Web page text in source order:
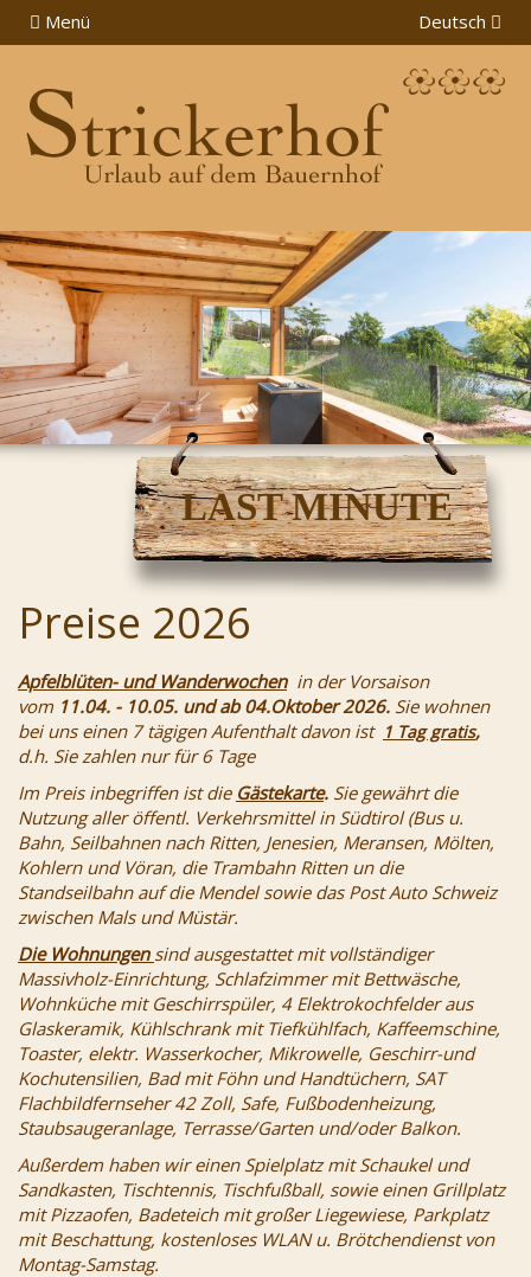
Menü Deutsch
LAST MINUTE
Preise 2026
Apfelblüten- und Wanderwochen in der Vorsaison
vom 11.04. - 10.05. und ab 04.Oktober 2026. Sie wohnen
bei uns einen 7 tägigen Aufenthalt davon ist 1 Tag gratis,
d.h. Sie zahlen nur für 6 Tage
Im Preis inbegriffen ist die Gästekarte. Sie gewährt die
Nutzung aller öffentl. Verkehrsmittel in Südtirol (Bus u.
Bahn, Seilbahnen nach Ritten, Jenesien, Meransen, Mölten,
Kohlern und Vöran, die Trambahn Ritten un die
Standseilbahn auf die Mendel sowie das Post Auto Schweiz
zwischen Mals und Müstär.
Die Wohnungen sind ausgestattet mit vollständiger
Massivholz-Einrichtung, Schlafzimmer mit Bettwäsche,
Wohnküche mit Geschirrspüler, 4 Elektrokochfelder aus
Glaskeramik, Kühlschrank mit Tiefkühlfach, Kaffeemschine,
Toaster, elektr. Wasserkocher, Mikrowelle, Geschirr-und
Kochutensilien, Bad mit Föhn und Handtüchern, SAT
Flachbildfernseher 42 Zoll, Safe, Fußbodenheizung,
Staubsaugeranlage, Terrasse/Garten und/oder Balkon.
Außerdem haben wir einen Spielplatz mit Schaukel und
Sandkasten, Tischtennis, Tischfußball, sowie einen Grillplatz
mit Pizzaofen, Badeteich mit großer Liegewiese, Parkplatz
mit Beschattung, kostenloses WLAN u. Brötchendienst von
Montag-Samstag.